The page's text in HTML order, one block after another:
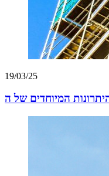
19/03/25